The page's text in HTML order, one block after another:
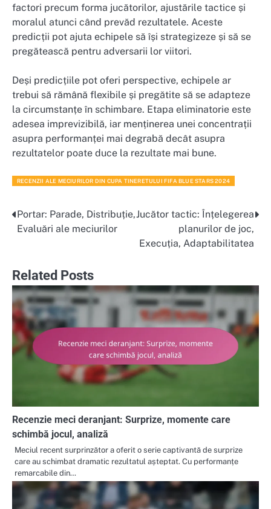
factori precum forma jucătorilor, ajustările tactice și
moralul atunci când prevăd rezultatele. Aceste
predicții pot ajuta echipele să își strategizeze și să se
pregătească pentru adversarii lor viitori.
Deși predicțiile pot oferi perspective, echipele ar
trebui să rămână flexibile și pregătite să se adapteze
la circumstanțe în schimbare. Etapa eliminatorie este
adesea imprevizibilă, iar menținerea unei concentrații
asupra performanței mai degrabă decât asupra
rezultatelor poate duce la rezultate mai bune.
RECENZII ALE MECIURILOR DIN CUPA TINERETULUI FIFA BLUE STARS 2024
Post
Portar: Parade, Distribuție,
Evaluări ale meciurilor
Jucător tactic: Înțelegerea
planurilor de joc,
Execuția, Adaptabilitatea
Related Posts
Recenzie meci deranjant: Surprize, momente care
schimbă jocul, analiză
Meciul recent surprinzător a oferit o serie captivantă de surprize
care au schimbat dramatic rezultatul așteptat. Cu performanțe
remarcabile din…